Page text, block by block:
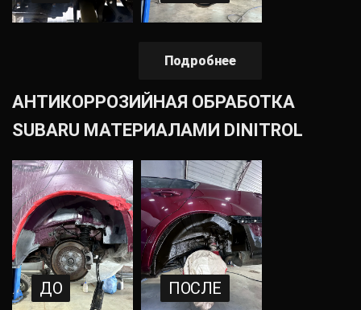
Подробнее
АНТИКОРРОЗИЙНАЯ ОБРАБОТКА
SUBARU МАТЕРИАЛАМИ DINITROL
ДО ПОСЛЕ